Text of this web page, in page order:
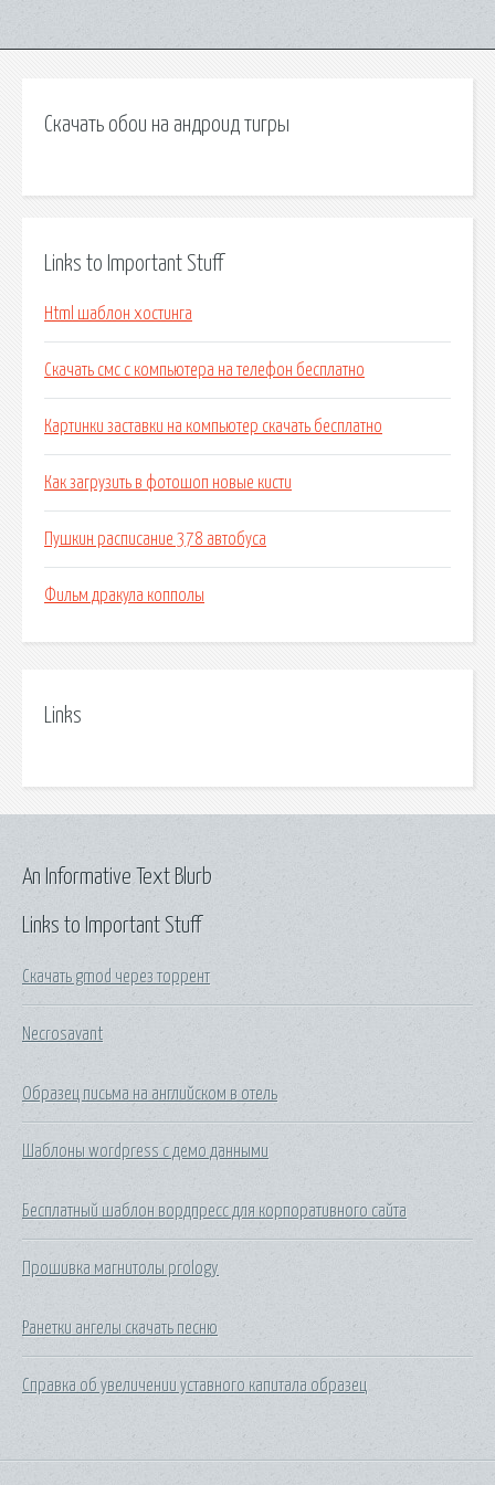
Скачать обои на андроид тигры
Links to Important Stuff
Html шаблон хостинга
Скачать смс с компьютера на телефон бесплатно
Картинки заставки на компьютер скачать бесплатно
Как загрузить в фотошоп новые кисти
Пушкин расписание 378 автобуса
Фильм дракула копполы
Links
Links to Important Stuff
Скачать gmod через торрент
Necrosavant
Образец письма на английском в отель
Шаблоны wordpress с демо данными
Бесплатный шаблон вордпресс для корпоративного сайта
Прошивка магнитолы prology
Ранетки ангелы скачать песню
Справка об увеличении уставного капитала образец
An Informative Text Blurb